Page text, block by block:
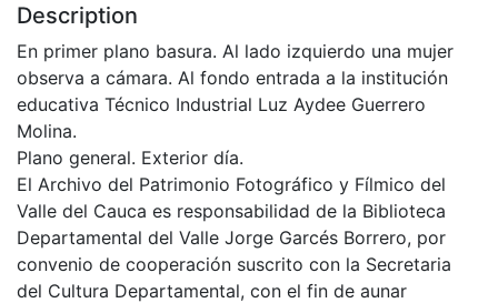
Description
En primer plano basura. Al lado izquierdo una mujer
observa a cámara. Al fondo entrada a la institución
educativa Técnico Industrial Luz Aydee Guerrero
Molina.
Plano general. Exterior día.
El Archivo del Patrimonio Fotográfico y Fílmico del
Valle del Cauca es responsabilidad de la Biblioteca
Departamental del Valle Jorge Garcés Borrero, por
convenio de cooperación suscrito con la Secretaria
del Cultura Departamental, con el fin de aunar